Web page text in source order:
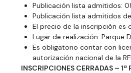
Publicación lista admitidos:
Publicación lista admitidos
El precio de la inscripción es
Lugar de realización: Parque
Es obligatorio contar con
autorización nacional de la
INSCRIPCIONES CERRADAS – 1ª